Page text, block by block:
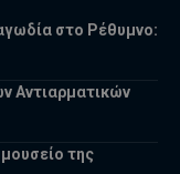
στο Ρέθυμνο:
Αντιαρματικών
της